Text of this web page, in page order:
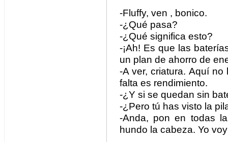
-Fluffy, ven , bonico.
-¿Qué pasa?
-¿Qué significa esto?
-¡Ah! Es que las
un plan de ahorro de
-A ver, criatura. Aquí
falta es rendimiento.
-¿Y si se quedan sin
-¿Pero tú has visto la
-Anda, pon en todas
hundo la cabeza. Yo